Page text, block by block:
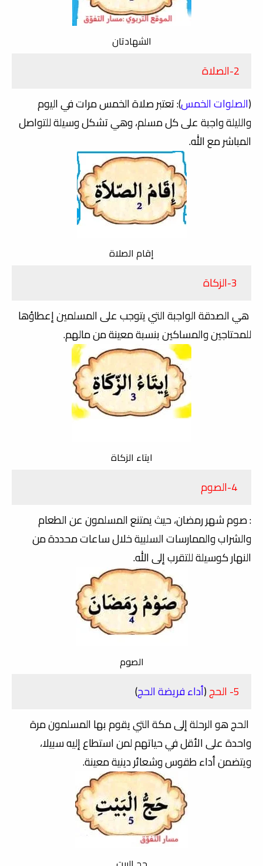
الشهادتان
2-الصلاة
(الصلوات الخمس): تعتبر صلاة الخمس مرات في اليوم
والليلة واجبة على كل مسلم، وهي تشكل وسيلة للتواصل
المباشر مع الله.
إقام الصلاة
هي الصدقة الواجبة التي يتوجب على المسلمين إعطاؤها
للمحتاجين والمساكين بنسبة معينة من مالهم.
ايتاء الزكاة
: صوم شهر رمضان، حيث يمتنع المسلمون عن الطعام
والشراب والممارسات السلبية خلال ساعات محددة من
النهار كوسيلة للتقرب إلى الله.
الصوم
5- الحج (أداء فريضة الحج)
الحج هو الرحلة إلى مكة التي يقوم بها المسلمون مرة
واحدة على الأقل في حياتهم لمن استطاع إليه سبيلا،
ويتضمن أداء طقوس وشعائر دينية معينة.